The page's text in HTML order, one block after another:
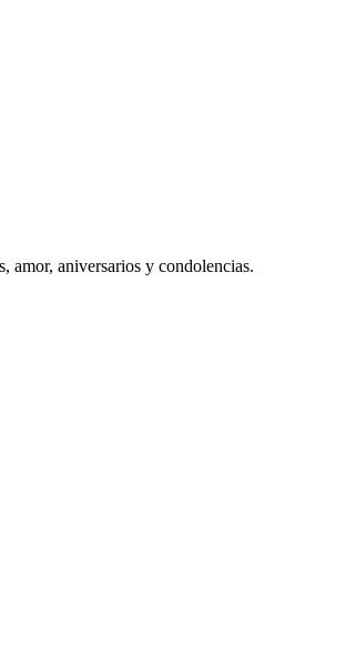
amor, aniversarios y condolencias.